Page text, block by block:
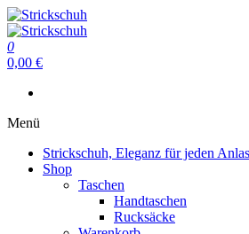
Zum
Inhalt
springen
Strickschuh
Strickschuh
0
0,00 €
Menü
Strickschuh, Eleganz für jeden
Shop
Taschen
Handtaschen
Rucksäcke